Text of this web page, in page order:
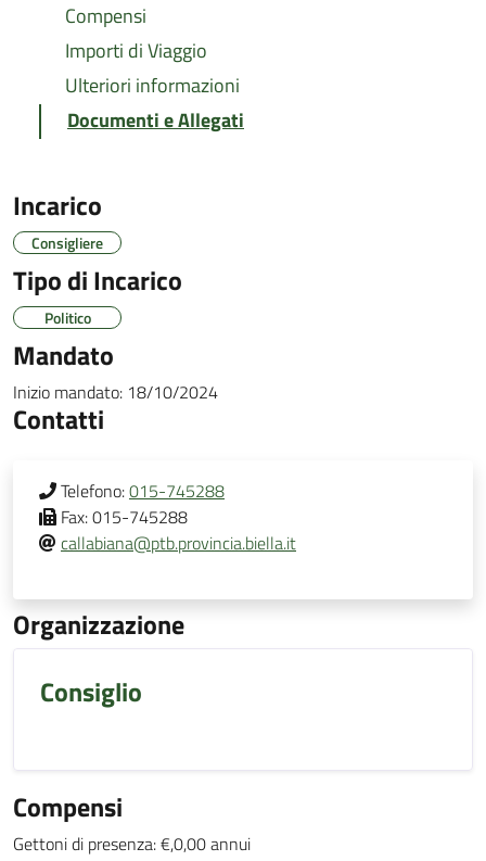
Compensi
Importi di Viaggio
Ulteriori informazioni
Documenti e Allegati
Incarico
Consigliere
Tipo di Incarico
Politico
Mandato
Inizio mandato: 18/10/2024
Contatti
Telefono:015-745288
Fax:015-745288
callabiana@ptb.provincia.biella.it
Organizzazione
Consiglio
Compensi
Gettoni di presenza: €,0,00 annui